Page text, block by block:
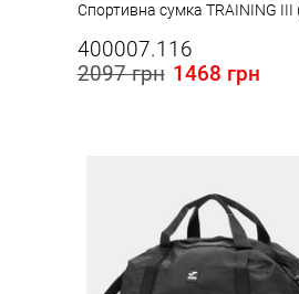
Спортивна сумка TRAINING III
400007.116
2097 грн 1468 грн